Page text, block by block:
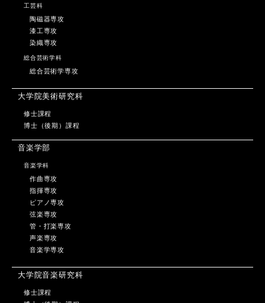
工芸科
陶磁器専攻
漆工専攻
染織専攻
総合芸術学科
総合芸術学専攻
大学院美術研究科
修士課程
博士（後期）課程
音楽学部
音楽学科
作曲専攻
指揮専攻
ピアノ専攻
弦楽専攻
管・打楽専攻
声楽専攻
音楽学専攻
大学院音楽研究科
修士課程